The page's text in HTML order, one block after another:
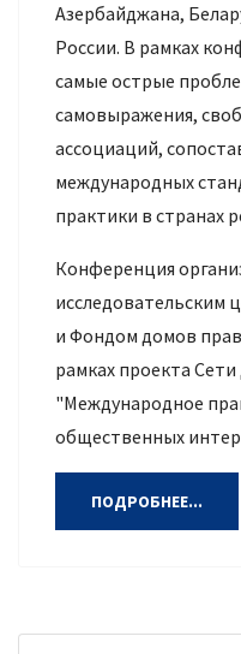
Азербайджана,
России. В рамках
самые острые
самовыражения,
ассоциаций,
международных
практики в странах
Конференция
исследовательским
и Фондом домов
рамках проекта
"Международное
общественных
ПОДРОБНЕЕ...